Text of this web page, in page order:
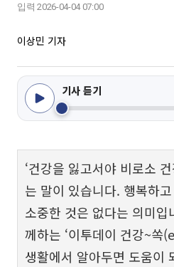
입력 2026-04-04 07:00
이상민 기자
기사 듣기
‘건강을 잃고서야 비로소
는 말이 있습니다. 행복하
소중한 것은 없다는 의미
께하는 ‘이투데이 건강~쏙
생활에서 알아두면 도움이